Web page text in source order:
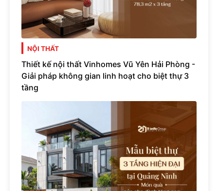
NỘI THẤT
Thiết kế nội thất Vinhomes Vũ Yên Hải Phòng -
Giải pháp không gian linh hoạt cho biệt thự 3
tầng